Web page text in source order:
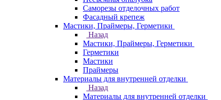
Саморезы отделочных работ
Фасадный крепеж
Мастики, Праймеры, Герметики
Назад
Мастики, Праймеры, Герметики
Герметики
Мастики
Праймеры
Материалы для внутренней отделки
Назад
Материалы для внутренней отделки